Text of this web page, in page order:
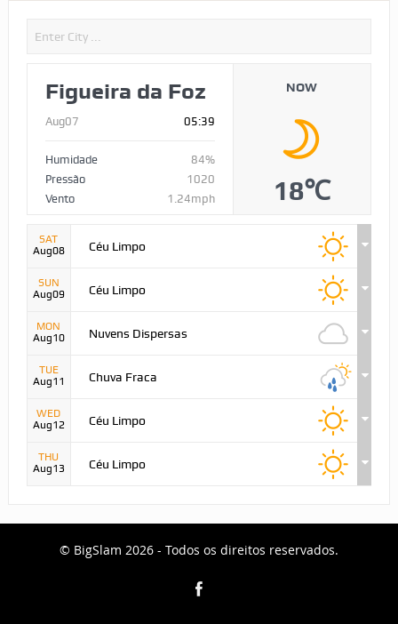
Figueira da Foz
Aug07 05:39
Humidade
84%
Pressão
1020
Vento
1.24mph
NOW
18℃
SAT
Aug08
Céu Limpo
SUN
Aug09
Céu Limpo
MON
Aug10
Nuvens Dispersas
TUE
Aug11
Chuva Fraca
WED
Aug12
Céu Limpo
THU
Aug13
Céu Limpo
© BigSlam 2026 - Todos os direitos reservados.